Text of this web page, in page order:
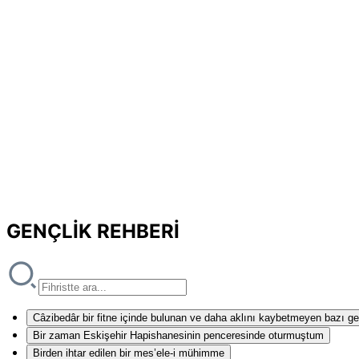
GENÇLİK REHBERİ
Câzibedâr bir fitne içinde bulunan ve daha aklını kaybetmeyen bazı
Bir zaman Eskişehir Hapishanesinin penceresinde oturmuştum
Birden ihtar edilen bir mes’ele-i mühimme